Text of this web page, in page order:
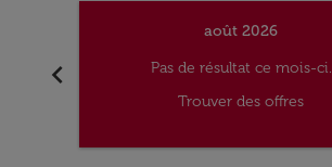
chevron_left
août 2026
Pas de résultat ce mois-ci.
Trouver des offres